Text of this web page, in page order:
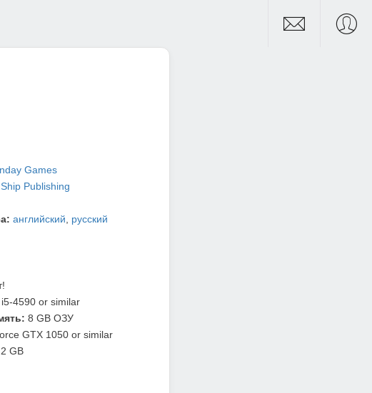
Games
Publishing
английский
русский
4590 or similar
8 GB ОЗУ
GTX 1050 or similar
2 GB